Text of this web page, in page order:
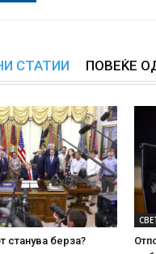
СТАТИИ ПОВЕЌЕ
станува берза?